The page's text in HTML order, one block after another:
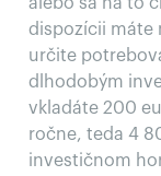
dispozícii máte
určite
dlhodobým
vkladáte 200
ročne, teda 4
investičnom